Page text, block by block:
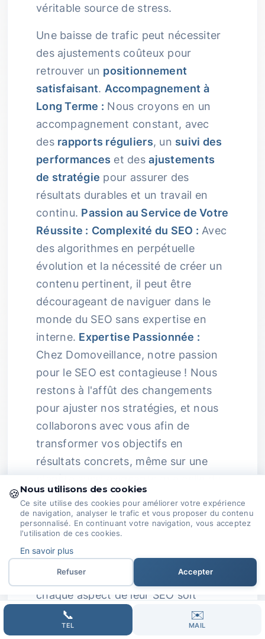
véritable source de stress.
Une baisse de trafic peut nécessiter
des ajustements coûteux pour
retrouver un positionnement
satisfaisant. Accompagnement à
Long Terme : Nous croyons en un
accompagnement constant, avec
des rapports réguliers, un suivi des
performances et desajustements
de stratégie pour assurer des
résultats durables et un travail en
continu. Passion au Service de Votre
Réussite : Complexité du SEO : Avec
des algorithmes en perpétuelle
évolution et la nécessité de créer un
contenu pertinent, il peut être
décourageant de naviguer dans le
monde du SEO sans expertise en
interne. Expertise Passionnée :
Chez Domoveillance, notre passion
pour le SEO est contagieuse ! Nous
restons à l'affût des changements
pour ajuster nos stratégies, et nous
collaborons avec vous afin de
transformer vos objectifs en
résultats concrets, même sur une
Communication :La clé de notre
succès ? Une collaboration étroite.
Nous travaillons main dans la main
avec nos clients pour veiller à ce que
chaque aspect de leur SEO soit
aligné avec leurs ambitions
commerciales.
Choisir
📞
TEL
✉️
MAIL
🍪Nous utilisons des cookies
Ce site utilise des cookies pour améliorer votre expérience
de navigation, analyser le trafic et vous proposer du contenu
personnalisé. En continuant votre navigation, vous acceptez
l'utilisation de ces cookies.
En savoir plus
Refuser Accepter